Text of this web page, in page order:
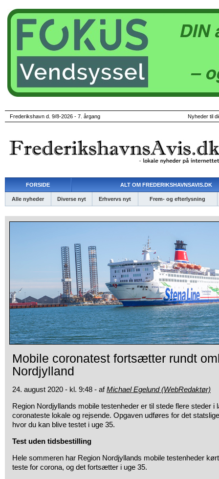
Frederikshavn d. 9/8-2026 - 7. årgang Nyheder til
FORSIDE ALT OM FREDERIKSHAVNSAVIS.DK
Alle nyheder Diverse nyt Erhvervs nyt Frem- og efterlysning
Mobile coronatest fortsætter rundt
Nordjylland
24. august 2020 - kl. 9:48 - afMichael Egelund (WebRedaktør)
Region Nordjyllands mobile testenheder er til stede flere steder i
coronateste lokale og rejsende. Opgaven udføres for det
hvor du kan blive testet i uge 35.
Test uden tidsbestilling
Hele sommeren har Region Nordjyllands mobile testenheder
teste for corona, og det fortsætter i uge 35.